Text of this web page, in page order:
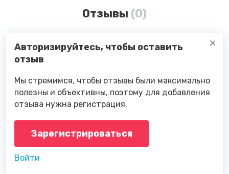
Отзывы (0)
Авторизируйтесь, чтобы оставить
отзыв
Мы стремимся, чтобы отзывы были максимально
полезны и объективны, поэтому для добавления
отзыва нужна регистрация.
Зарегистрироваться
Войти